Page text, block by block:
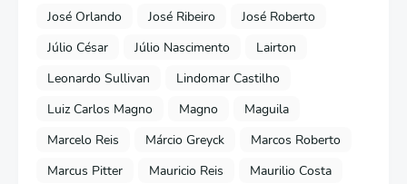
José Orlando
José Ribeiro
José Roberto
Júlio César
Júlio Nascimento
Lairton
Leonardo Sullivan
Lindomar Castilho
Luiz Carlos Magno
Magno
Maguila
Marcelo Reis
Márcio Greyck
Marcos Roberto
Marcus Pitter
Mauricio Reis
Maurilio Costa